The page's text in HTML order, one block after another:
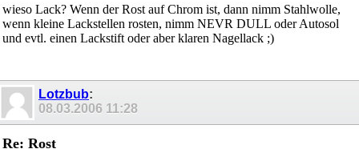
wieso Lack? Wenn der Rost auf Chrom ist, dann nimm Stahlwolle,
wenn kleine Lackstellen rosten, nimm NEVR DULL oder Autosol
und evtl. einen Lackstift oder aber klaren Nagellack ;)
Lotzbub:
08.03.2006 11:28
Re: Rost